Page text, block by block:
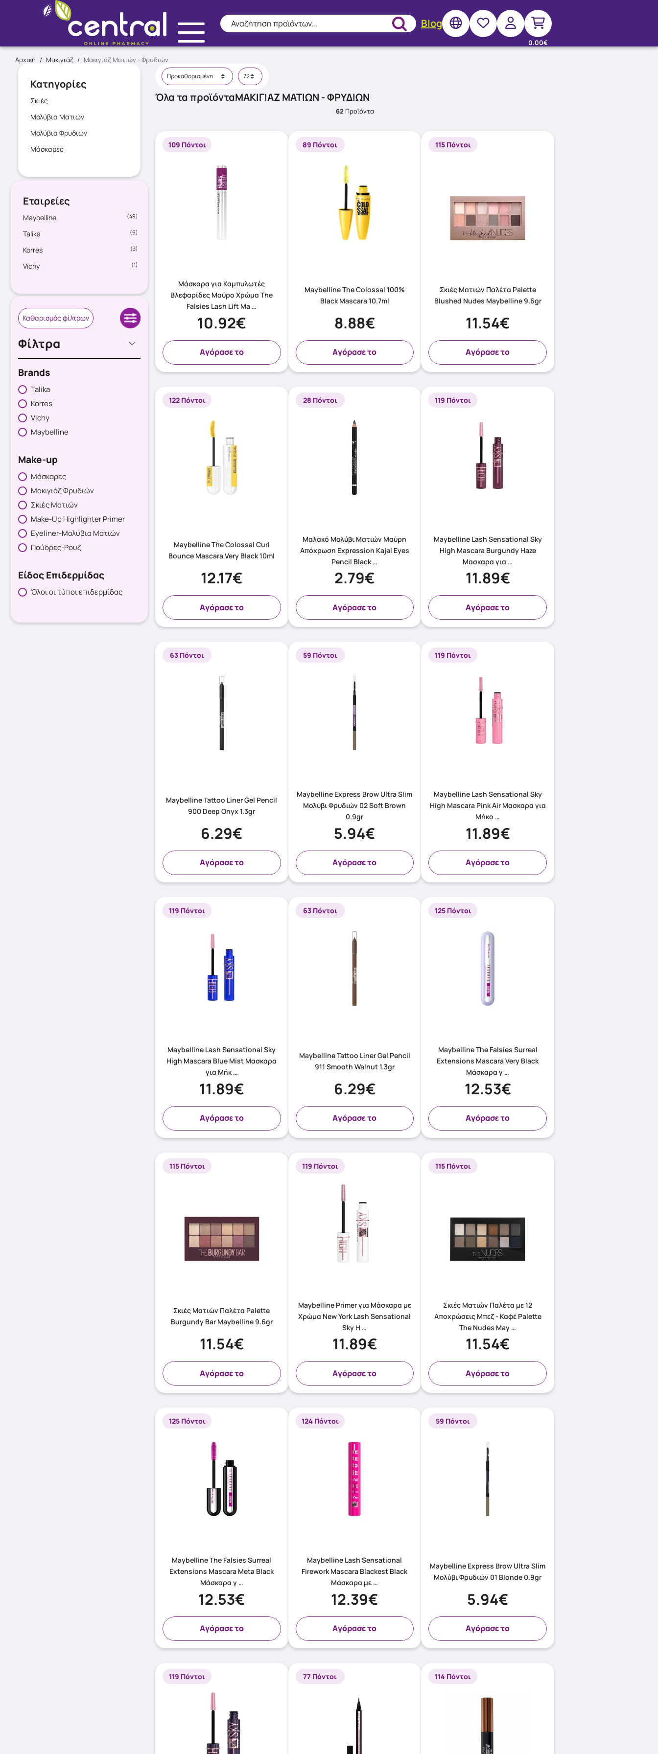
Αναζήτηση προϊόντων... Blog
0.00€
Αρχική / Μακιγιάζ / Μακιγιάζ Ματιών - Φρυδιών
Κατηγορίες
Σκιές
Μολύβια Ματιών
Μολύβια Φρυδιών
Μάσκαρες
Εταιρείες
Maybelline (49)
Talika (9)
Korres (3)
Vichy (1)
Καθαρισμός φίλτρων
Φίλτρα
Brands
Talika
Korres
Vichy
Maybelline
Make-up
Μάσκαρες
Μακιγιάζ Φρυδιών
Σκιές Ματιών
Make-Up Highlighter Primer
Eyeliner-Μολύβια Ματιών
Πούδρες-Ρουζ
Είδος Επιδερμίδας
Όλοι οι τύποι επιδερμίδας
Όλα τα προϊόνταΜΑΚΙΓΙΆΖ ΜΑΤΙΏΝ - ΦΡΥΔΙΏΝ
62 Προϊόντα
109 Πόντοι
Μάσκαρα για Καμπυλωτές
Βλεφαρίδες Μαύρο Χρώμα The
Falsies Lash Lift Ma …
10.92€
Aγόρασε το
89 Πόντοι
Maybelline The Colossal 100%
Black Mascara 10.7ml
8.88€
Aγόρασε το
115 Πόντοι
Σκιές Ματιών Παλέτα Palette
Blushed Nudes Maybelline 9.6gr
11.54€
Aγόρασε το
122 Πόντοι
Maybelline The Colossal Curl
Bounce Mascara Very Black 10ml
12.17€
Aγόρασε το
28 Πόντοι
Μαλακό Μολύβι Ματιών Μαύρη
Απόχρωση Expression Kajal Eyes
Pencil Black …
2.79€
Aγόρασε το
119 Πόντοι
Maybelline Lash Sensational Sky
High Mascara Burgundy Haze
Μασκαρα για …
11.89€
Aγόρασε το
63 Πόντοι
Maybelline Tattoo Liner Gel Pencil
900 Deep Onyx 1.3gr
6.29€
Aγόρασε το
59 Πόντοι
Maybelline Express Brow Ultra Slim
Μολύβι Φρυδιών 02 Soft Brown
0.9gr
5.94€
Aγόρασε το
119 Πόντοι
Maybelline Lash Sensational Sky
High Mascara Pink Air Μασκαρα για
Μήκο …
11.89€
Aγόρασε το
119 Πόντοι
Maybelline Lash Sensational Sky
High Mascara Blue Mist Μασκαρα
για Μήκ …
11.89€
Aγόρασε το
63 Πόντοι
Maybelline Tattoo Liner Gel Pencil
911 Smooth Walnut 1.3gr
6.29€
Aγόρασε το
125 Πόντοι
Maybelline The Falsies Surreal
Extensions Mascara Very Black
Μάσκαρα γ …
12.53€
Aγόρασε το
115 Πόντοι
Σκιές Ματιών Παλέτα Palette
Burgundy Bar Maybelline 9.6gr
11.54€
Aγόρασε το
119 Πόντοι
Maybelline Primer για Μάσκαρα με
Χρώμα New York Lash Sensational
Sky H …
11.89€
Aγόρασε το
115 Πόντοι
Σκιές Ματιών Παλέτα με 12
Αποχρώσεις Μπεζ - Καφέ Palette
The Nudes May …
11.54€
Aγόρασε το
125 Πόντοι
Maybelline The Falsies Surreal
Extensions Mascara Meta Black
Μάσκαρα γ …
12.53€
Aγόρασε το
124 Πόντοι
Maybelline Lash Sensational
Firework Mascara Blackest Black
Μάσκαρα με …
12.39€
Aγόρασε το
59 Πόντοι
Maybelline Express Brow Ultra Slim
Μολύβι Φρυδιών 01 Blonde 0.9gr
5.94€
Aγόρασε το
119 Πόντοι 77 Πόντοι 114 Πόντοι